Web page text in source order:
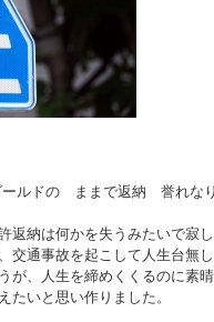
ルドの ままで返納 誉れな
返納は何かを失うみたいで寂
交通事故を起こして人生台無
が、人生を締めくくるのに素
たいと思い作りました。